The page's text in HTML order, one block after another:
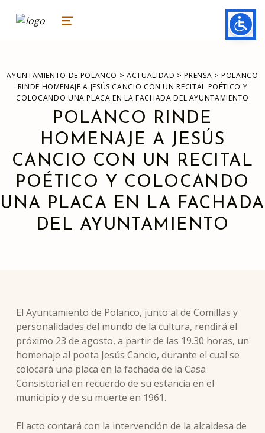
ayuntamiento de polanco
AYUNTAMIENTO DE POLANCO MENU
AYUNTAMIENTO DE POLANCO >ACTUALIDAD >PRENSA >POLANCO
RINDE HOMENAJE A JESÚS CANCIO CON UN RECITAL POÉTICO Y
COLOCANDO UNA PLACA EN LA FACHADA DEL AYUNTAMIENTO
POLANCO RINDE
HOMENAJE A JESÚS
CANCIO CON UN RECITAL
POÉTICO Y COLOCANDO
UNA PLACA EN LA FACHADA
DEL AYUNTAMIENTO
El Ayuntamiento de Polanco, junto al de Comillas y
personalidades del mundo de la cultura, rendirá el
próximo 23 de agosto, a partir de las 19.30 horas, un
homenaje al poeta Jesús Cancio, durante el cual se
colocará una placa en la fachada de la Casa
Consistorial en recuerdo de su estancia en el
municipio y de su muerte en 1961.
El acto contará con la intervención de la alcaldesa de